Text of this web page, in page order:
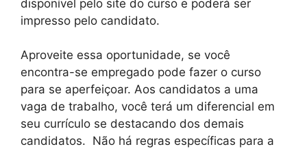
disponível pelo site do curso e poderá ser
impresso pelo candidato.
Aproveite essa oportunidade, se você
encontra-se empregado pode fazer o curso
para se aperfeiçoar. Aos candidatos a uma
vaga de trabalho, você terá um diferencial em
seu currículo se destacando dos demais
candidatos. Não há regras específicas para a